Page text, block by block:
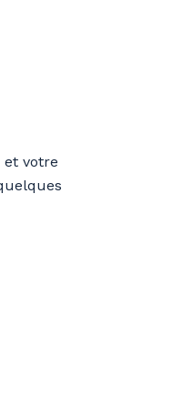
votre